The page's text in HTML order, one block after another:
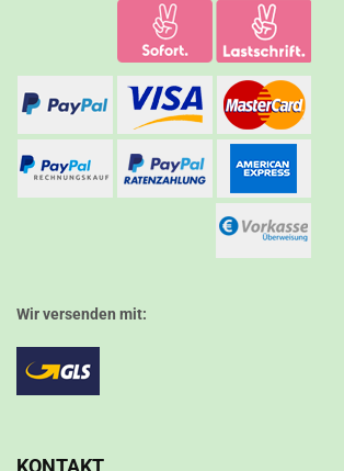
Wir versenden mit:
KONTAKT